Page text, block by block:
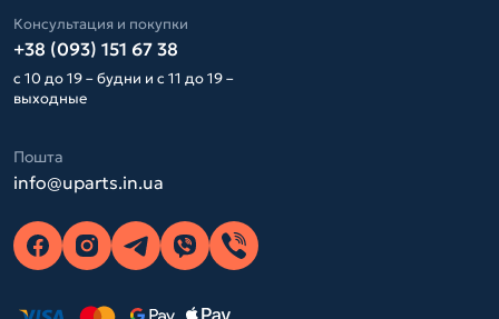
Консультация и покупки
+38 (093) 151 67 38
с 10 до 19 – будни и с 11 до 19 –
выходные
Пошта
info@uparts.in.ua